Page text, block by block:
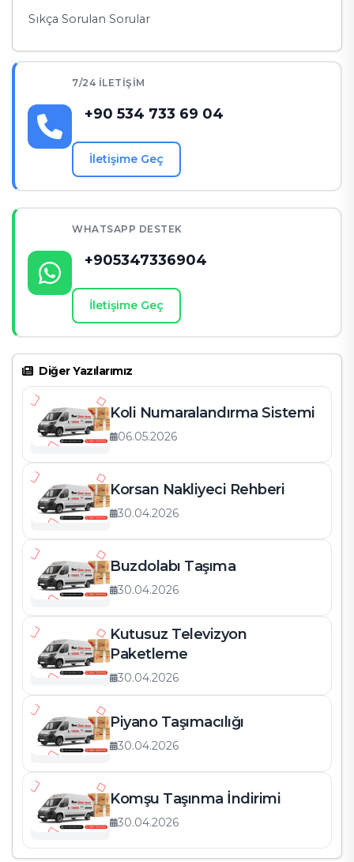
Sıkça Sorulan Sorular
7/24 İLETIŞIM
+90 534 733 69 04
İletişime Geç
WHATSAPP DESTEK
+905347336904
İletişime Geç
Diğer Yazılarımız
Koli Numaralandırma Sistemi
06.05.2026
Korsan Nakliyeci Rehberi
30.04.2026
Buzdolabı Taşıma
30.04.2026
Kutusuz Televizyon
Paketleme
30.04.2026
Piyano Taşımacılığı
30.04.2026
Komşu Taşınma İndirimi
30.04.2026